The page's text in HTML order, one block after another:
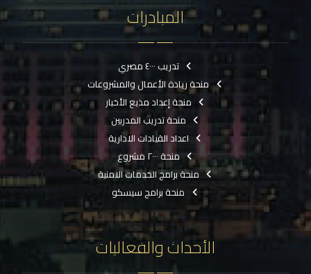
المبادرات
تدريب ٤٠٠٠ مصري
منحة ريادة الأعمال والمشروعات
منحة إعداد مذيع الأخبار
منحة تدريب المدربين
اعداد القيادات الادارية
منحة ٢٠٠٠ مشروع
منحة برامج الخدمات الامنية
منحة برامج سيسكو
الأحداث والفعاليات